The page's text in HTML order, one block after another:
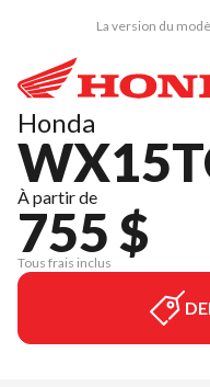
La version du
Honda
À partir de
755 $
Tous frais inclus